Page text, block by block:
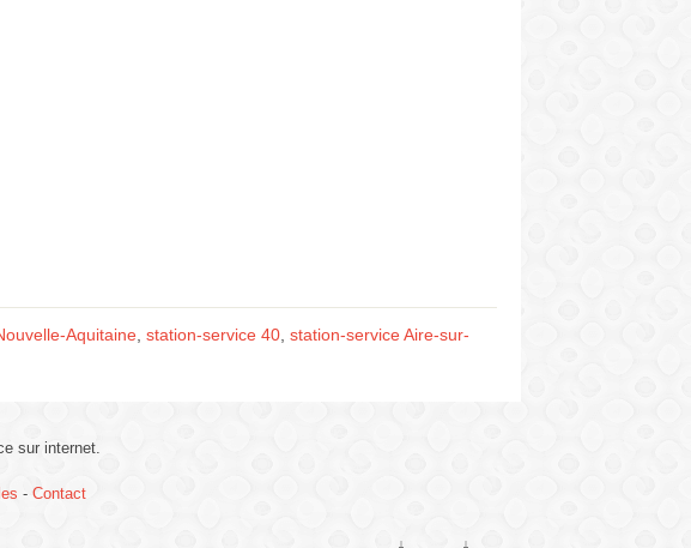
Aquitaine station-service 40 station-service Aire-sur-
sur internet.
- Contact